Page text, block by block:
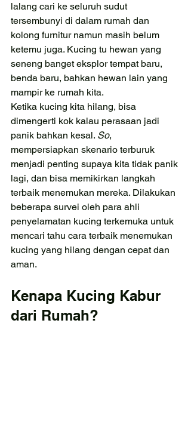
lalang cari ke seluruh sudut
tersembunyi di dalam rumah dan
kolong furnitur namun masih belum
ketemu juga. Kucing tu hewan yang
seneng banget eksplor tempat baru,
benda baru, bahkan hewan lain yang
mampir ke rumah kita.
Ketika kucing kita hilang, bisa
dimengerti kok kalau perasaan jadi
panik bahkan kesal. So,
mempersiapkan skenario terburuk
menjadi penting supaya kita tidak panik
lagi, dan bisa memikirkan langkah
terbaik menemukan mereka. Dilakukan
beberapa survei oleh para ahli
penyelamatan kucing terkemuka untuk
mencari tahu cara terbaik menemukan
kucing yang hilang dengan cepat dan
aman.
Kenapa Kucing Kabur
dari Rumah?